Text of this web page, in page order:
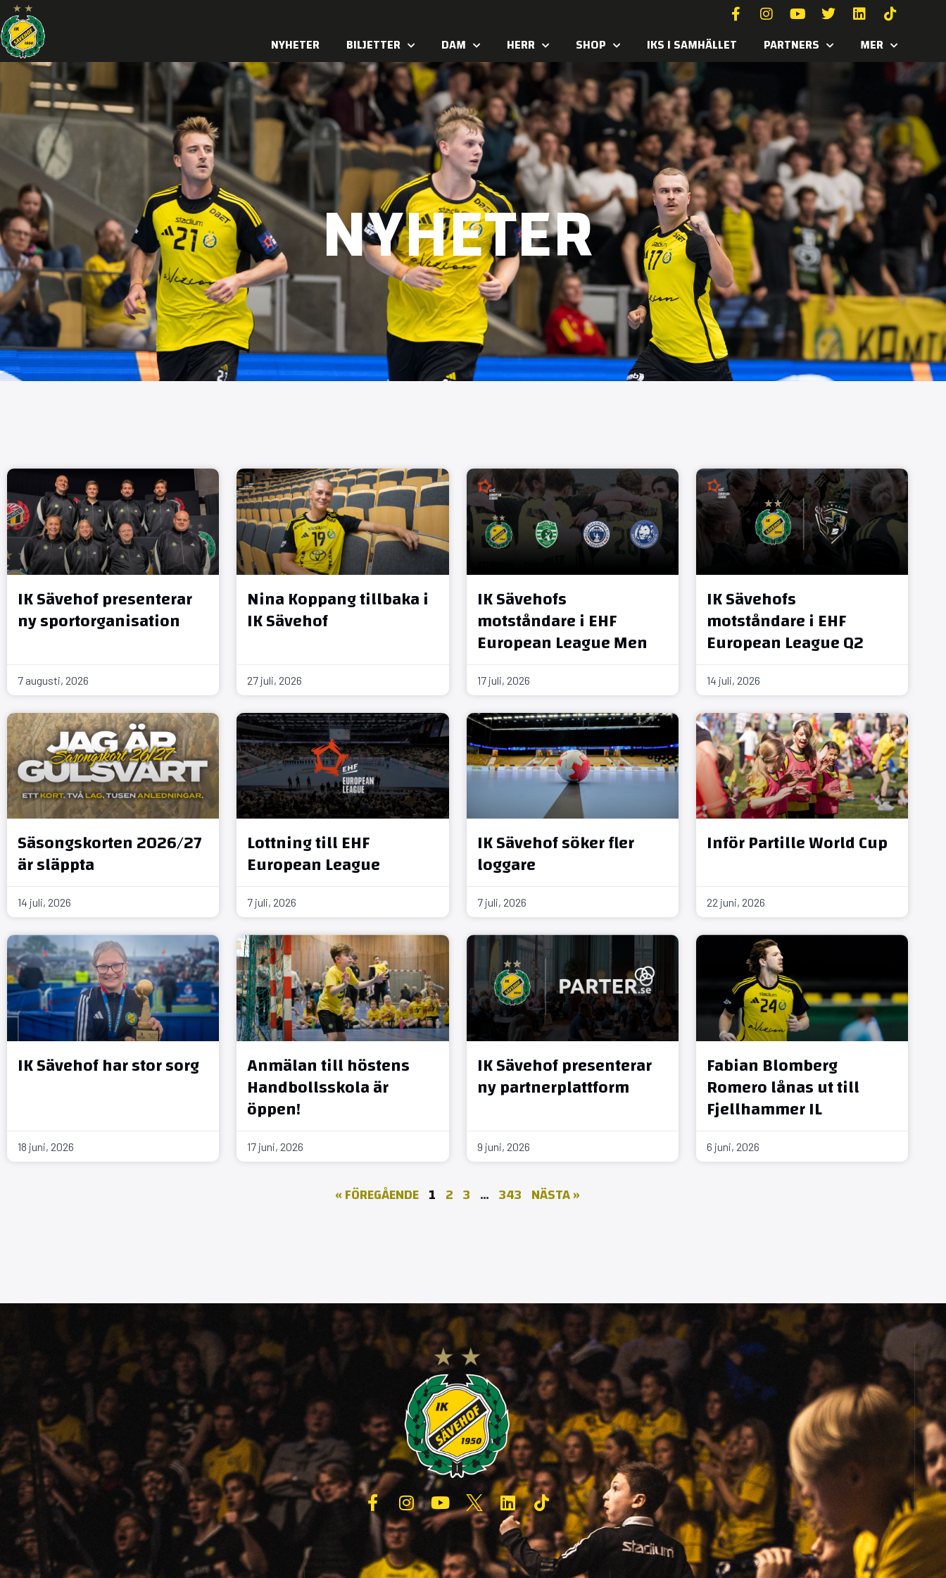
NYHETER BILJETTER DAM HERR SHOP IKS I SAMHÄLLET PARTNERS MER
NYHETER
IK Sävehof presenterar
ny sportorganisation
7 augusti, 2026
Nina Koppang tillbaka i
IK Sävehof
27 juli, 2026
IK Sävehofs
motståndare i EHF
European League Men
17 juli, 2026
IK Sävehofs
motståndare i EHF
European League Q2
14 juli, 2026
Säsongskorten 2026/27
är släppta
14 juli, 2026
Lottning till EHF
European League
7 juli, 2026
IK Sävehof söker fler
loggare
7 juli, 2026
Inför Partille World Cup
22 juni, 2026
IK Sävehof har stor sorg
18 juni, 2026
Anmälan till höstens
Handbollsskola är
öppen!
17 juni, 2026
IK Sävehof presenterar
ny partnerplattform
9 juni, 2026
Fabian Blomberg
Romero lånas ut till
Fjellhammer IL
6 juni, 2026
« FÖREGÅENDE 1 2 3 … 343 NÄSTA »